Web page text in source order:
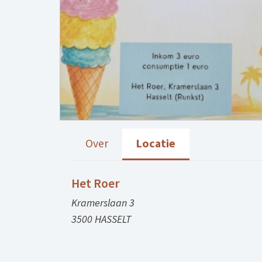
Over Locatie
Het Roer
Kramerslaan 3
3500 HASSELT